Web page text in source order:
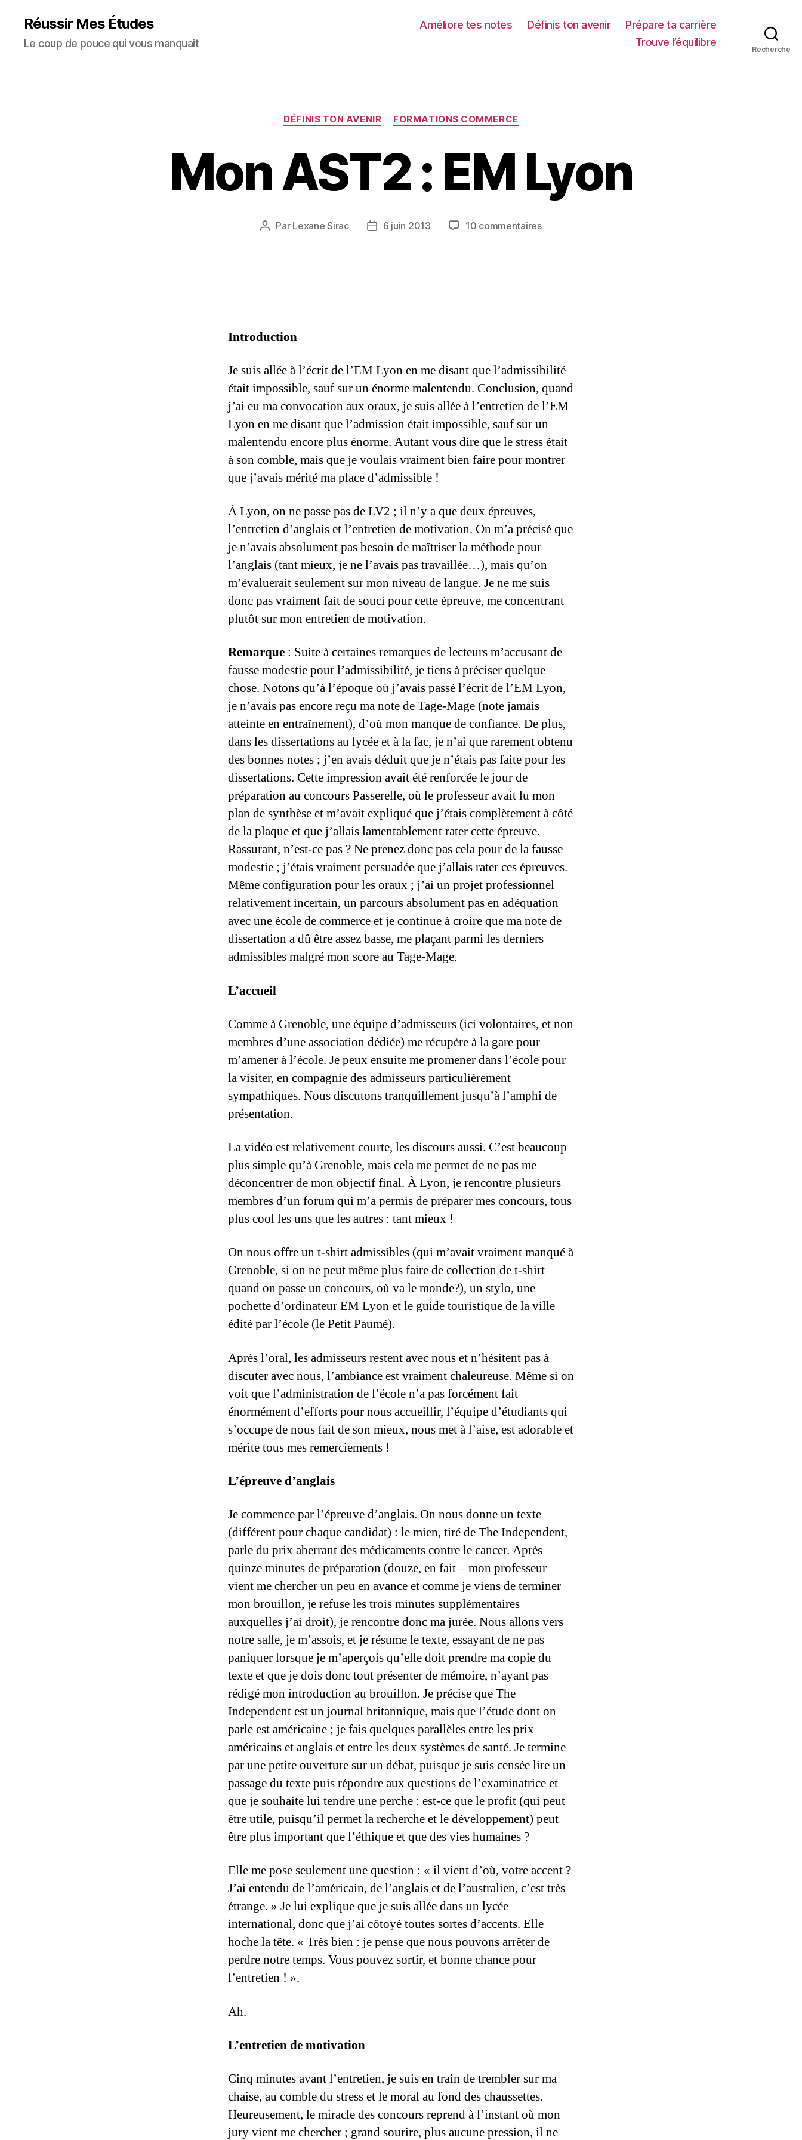
Réussir Mes Études
Le coup de pouce qui vous manquait
Améliore tes notes Définis ton avenir
Prépare ta carrière
Trouve l’équilibre
Recherche
Catégories
DÉFINIS TON AVENIR FORMATIONS COMMERCE
Mon AST2 : EM Lyon
Auteur
Par Lexane Sirac
Date6 juin 2013 10 commentairessur
Introduction
Je suis allée à l’écrit de l’EM Lyon en me disant que l’admissibilité
était impossible, sauf sur un énorme malentendu. Conclusion, quand
j’ai eu ma convocation aux oraux, je suis allée à l’entretien de l’EM
Lyon en me disant que l’admission était impossible, sauf sur un
malentendu encore plus énorme. Autant vous dire que le stress était
à son comble, mais que je voulais vraiment bien faire pour montrer
que j’avais mérité ma place d’admissible !
À Lyon, on ne passe pas de LV2 ; il n’y a que deux épreuves,
l’entretien d’anglais et l’entretien de motivation. On m’a précisé que
je n’avais absolument pas besoin de maîtriser la méthode pour
l’anglais (tant mieux, je ne l’avais pas travaillée…), mais qu’on
m’évaluerait seulement sur mon niveau de langue. Je ne me suis
donc pas vraiment fait de souci pour cette épreuve, me concentrant
plutôt sur mon entretien de motivation.
Remarque : Suite à certaines remarques de lecteurs m’accusant de
fausse modestie pour l’admissibilité, je tiens à préciser quelque
chose. Notons qu’à l’époque où j’avais passé l’écrit de l’EM Lyon,
je n’avais pas encore reçu ma note de Tage-Mage (note jamais
atteinte en entraînement), d’où mon manque de confiance. De plus,
dans les dissertations au lycée et à la fac, je n’ai que rarement obtenu
des bonnes notes ; j’en avais déduit que je n’étais pas faite pour les
dissertations. Cette impression avait été renforcée le jour de
préparation au concours Passerelle, où le professeur avait lu mon
plan de synthèse et m’avait expliqué que j’étais complètement à côté
de la plaque et que j’allais lamentablement rater cette épreuve.
Rassurant, n’est-ce pas ? Ne prenez donc pas cela pour de la fausse
modestie ; j’étais vraiment persuadée que j’allais rater ces épreuves.
Même configuration pour les oraux ; j’ai un projet professionnel
relativement incertain, un parcours absolument pas en adéquation
avec une école de commerce et je continue à croire que ma note de
dissertation a dû être assez basse, me plaçant parmi les derniers
admissibles malgré mon score au Tage-Mage.
L’accueil
Comme à Grenoble, une équipe d’admisseurs (ici volontaires, et non
membres d’une association dédiée) me récupère à la gare pour
m’amener à l’école. Je peux ensuite me promener dans l’école pour
la visiter, en compagnie des admisseurs particulièrement
sympathiques. Nous discutons tranquillement jusqu’à l’amphi de
présentation.
La vidéo est relativement courte, les discours aussi. C’est beaucoup
plus simple qu’à Grenoble, mais cela me permet de ne pas me
déconcentrer de mon objectif final. À Lyon, je rencontre plusieurs
membres d’un forum qui m’a permis de préparer mes concours, tous
plus cool les uns que les autres : tant mieux !
On nous offre un t-shirt admissibles (qui m’avait vraiment manqué à
Grenoble, si on ne peut même plus faire de collection de t-shirt
quand on passe un concours, où va le monde?), un stylo, une
pochette d’ordinateur EM Lyon et le guide touristique de la ville
édité par l’école (le Petit Paumé).
Après l’oral, les admisseurs restent avec nous et n’hésitent pas à
discuter avec nous, l’ambiance est vraiment chaleureuse. Même si on
voit que l’administration de l’école n’a pas forcément fait
énormément d’efforts pour nous accueillir, l’équipe d’étudiants qui
s’occupe de nous fait de son mieux, nous met à l’aise, est adorable et
mérite tous mes remerciements !
L’épreuve d’anglais
Je commence par l’épreuve d’anglais. On nous donne un texte
(différent pour chaque candidat) : le mien, tiré de The Independent,
parle du prix aberrant des médicaments contre le cancer. Après
quinze minutes de préparation (douze, en fait – mon professeur
vient me chercher un peu en avance et comme je viens de terminer
mon brouillon, je refuse les trois minutes supplémentaires
auxquelles j’ai droit), je rencontre donc ma jurée. Nous allons vers
notre salle, je m’assois, et je résume le texte, essayant de ne pas
paniquer lorsque je m’aperçois qu’elle doit prendre ma copie du
texte et que je dois donc tout présenter de mémoire, n’ayant pas
rédigé mon introduction au brouillon. Je précise que The
Independent est un journal britannique, mais que l’étude dont on
parle est américaine ; je fais quelques parallèles entre les prix
américains et anglais et entre les deux systèmes de santé. Je termine
par une petite ouverture sur un débat, puisque je suis censée lire un
passage du texte puis répondre aux questions de l’examinatrice et
que je souhaite lui tendre une perche : est-ce que le profit (qui peut
être utile, puisqu’il permet la recherche et le développement) peut
être plus important que l’éthique et que des vies humaines ?
Elle me pose seulement une question : « il vient d’où, votre accent ?
J’ai entendu de l’américain, de l’anglais et de l’australien, c’est très
étrange. » Je lui explique que je suis allée dans un lycée
international, donc que j’ai côtoyé toutes sortes d’accents. Elle
hoche la tête. « Très bien : je pense que nous pouvons arrêter de
perdre notre temps. Vous pouvez sortir, et bonne chance pour
l’entretien ! ».
Ah.
L’entretien de motivation
Cinq minutes avant l’entretien, je suis en train de trembler sur ma
chaise, au comble du stress et le moral au fond des chaussettes.
Heureusement, le miracle des concours reprend à l’instant où mon
jury vient me chercher ; grand sourire, plus aucune pression, il ne